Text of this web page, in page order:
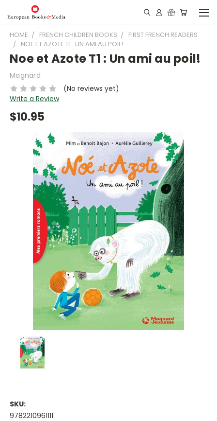
HOME FRENCH CHILDREN BOOKS
FIRST FRENCH READERS
NOE ET AZOTE T1 : UN AMI AU POIL!
Noe et Azote T1 : Un ami au poil!
Magnard
(No reviews yet)
Write a Review
$10.95
SKU:
9782210961111